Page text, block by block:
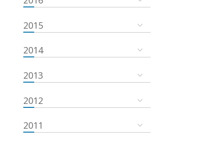
2015
2014
2013
2012
2011